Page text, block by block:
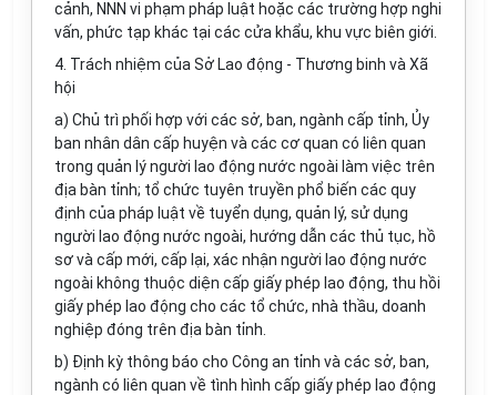
cảnh, NNN vi phạm pháp luật hoặc các trường hợp nghi
vấn, phức tạp khác tại các cửa khẩu, khu vực biên giới.
4. Trách nhiệm của Sở Lao động - Thương binh và Xã
hội
a) Chủ trì phối hợp với các sở, ban, ngành cấp tỉnh, Ủy
ban nhân dân cấp huyện và các cơ quan có liên quan
trong quản lý người lao động nước ngoài làm việc trên
địa bàn tỉnh; tổ chức tuyên truyền phổ biến các quy
định của pháp luật về tuyển dụng, quản lý, sử dụng
người lao động nước ngoài, hướng dẫn các thủ tục, hồ
sơ và cấp mới, cấp lại, xác nhận người lao động nước
ngoài không thuộc diện cấp giấy phép lao động, thu hồi
giấy phép lao động cho các tổ chức, nhà thầu, doanh
nghiệp đóng trên địa bàn tỉnh.
b) Định kỳ thông báo cho Công an tỉnh và các sở, ban,
ngành có liên quan về tình hình cấp giấy phép lao động